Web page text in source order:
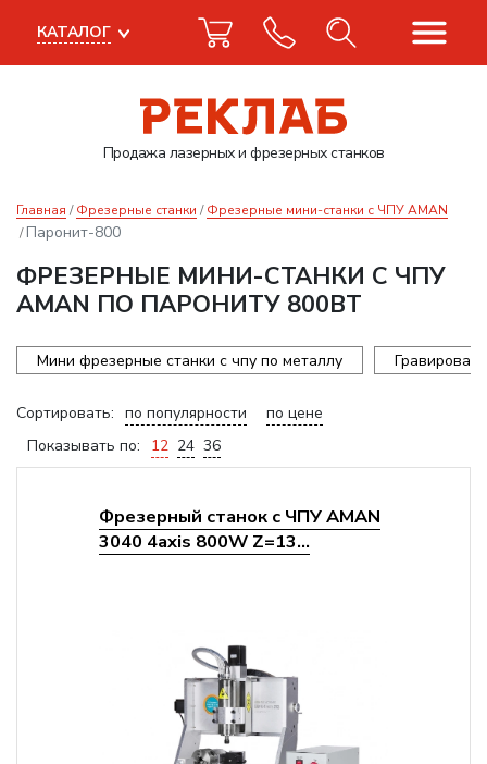
Продажа лазерныхи фрезерных станков
КАТАЛОГ
Главная Фрезерные станки Фрезерные мини-станки с ЧПУ AMAN
Паронит-800
ФРЕЗЕРНЫЕ МИНИ-СТАНКИ С ЧПУ
AMAN ПО ПАРОНИТУ 800ВТ
Мини фрезерные станки с чпу по металлу
Сортировать: по популярности
по цене
Показывать по:
12 24 36
Фрезерный станок с ЧПУ AMAN
3040 4axis 800W Z=13...